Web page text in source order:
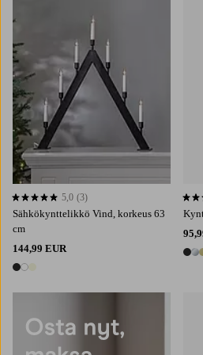
Sähkökynttelikkö Vind, korkeus 63
cm
144,99 EUR
3 värejä
5,0 perustuen 3 arvosanaan
5,0 (3)
3
5,0